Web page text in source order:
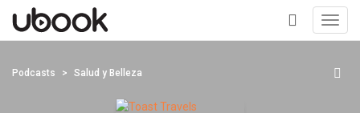
+
Podcasts Salud y Belleza